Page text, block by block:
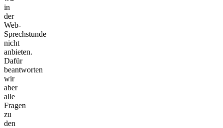
in
der
Web-
Sprechstunde
nicht
anbieten.
Dafür
beantworten
wir
aber
alle
Fragen
zu
den